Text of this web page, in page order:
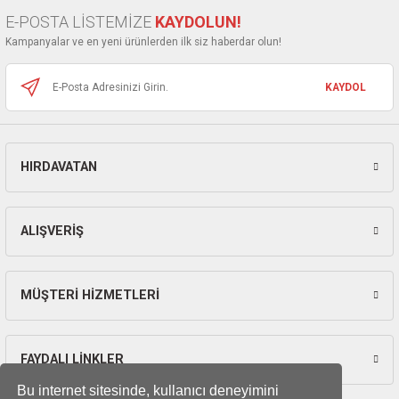
Bu internet sitesinde, kullanıcı deneyimini
Ürün fiyatı diğer sitelerden daha pahalı.
Bu ürüne benzer farklı alternatifler olmalı.
E-POSTA LİSTEMİZE KAYDOLUN!
Kampanyalar ve en yeni ürünlerden ilk siz haberdar olun!
KAYDOL
HIRDAVATAN
ALIŞVERİŞ
MÜŞTERİ HİZMETLERİ
FAYDALI LİNKLER